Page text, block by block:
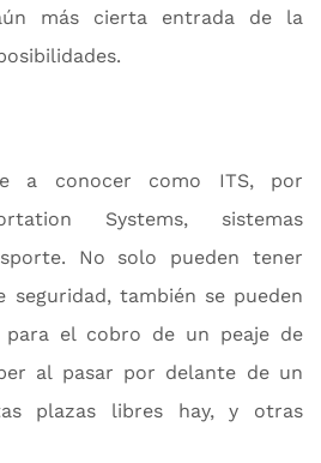
más cierta entrada de la
a conocer como ITS, por
Systems, sistemas
No solo pueden tener
seguridad, también se pueden
el cobro de un peaje de
al pasar por delante de un
plazas libres hay, y otras